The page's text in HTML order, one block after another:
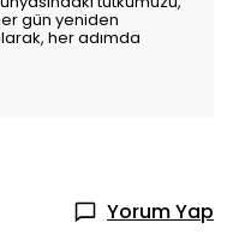
gün yeniden
her adımda
Yorum Yap